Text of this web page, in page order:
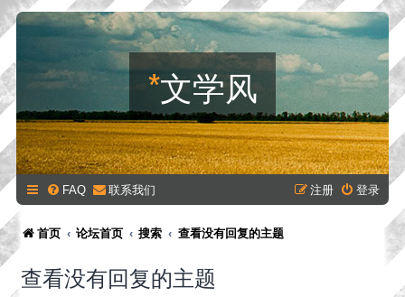
*文学风
FAQ 联系我们 登录
注册
首页 论坛首页 搜索 查看没有回复的主题
查看没有回复的主题